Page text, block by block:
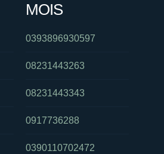
MOIS
0393896930597
08231443263
08231443343
0917736288
0390110702472